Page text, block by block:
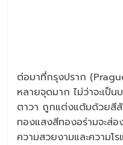
ต่อมาที่กรุงปราก
หลายจุดมาก ไม่ว่าจะเป็
ตาวา ถูกแต่งแต้มด้วยสี
ทองแสงสีทองอร่ามจะส่อ
ความสวยงามและความโ